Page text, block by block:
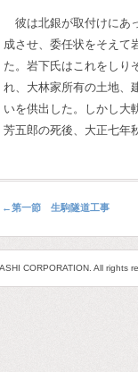
彼は北銀が取付けにあ
成させ、委任状をそえて
た。岩下氏はこれをしり
れ、大林家所有の土地、
いを供出した。しかし大
芳五郎の死後、大正七年
←第一節 生駒隧道工事
CORPORATION. All rights